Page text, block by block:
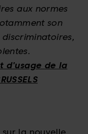
aux normes
son
d'usage de la
la nouvelle